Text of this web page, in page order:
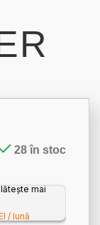
28 în stoc
mai
/ lună